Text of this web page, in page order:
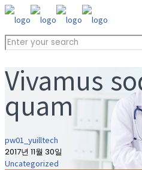
Vivamus
quam
pw01_yuilltech
2017년 11월 30일
Uncategorized